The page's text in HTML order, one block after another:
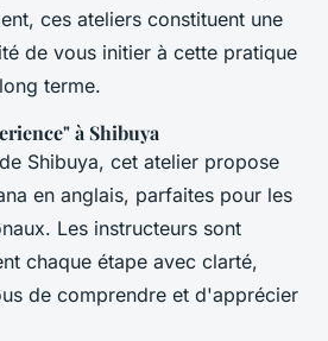
ces ateliers constituent une
de vous initier à cette pratique
terme.
à Shibuya
Shibuya, cet atelier propose
en anglais, parfaites pour les
Les instructeurs sont
chaque étape avec clarté,
de comprendre et d'apprécier